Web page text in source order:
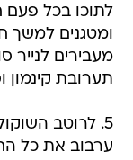
ומטגנים למשך
מעבירים לנייר
תערובת קינמון
5. לרוטב
ערבוב את כל